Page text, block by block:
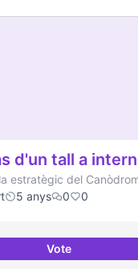
d'un tall a
estratègic del
5 anys 0 0
VoteRefugi en cas